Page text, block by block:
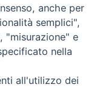
anche per
semplici",
"misurazione" e
nella
all'utilizzo dei